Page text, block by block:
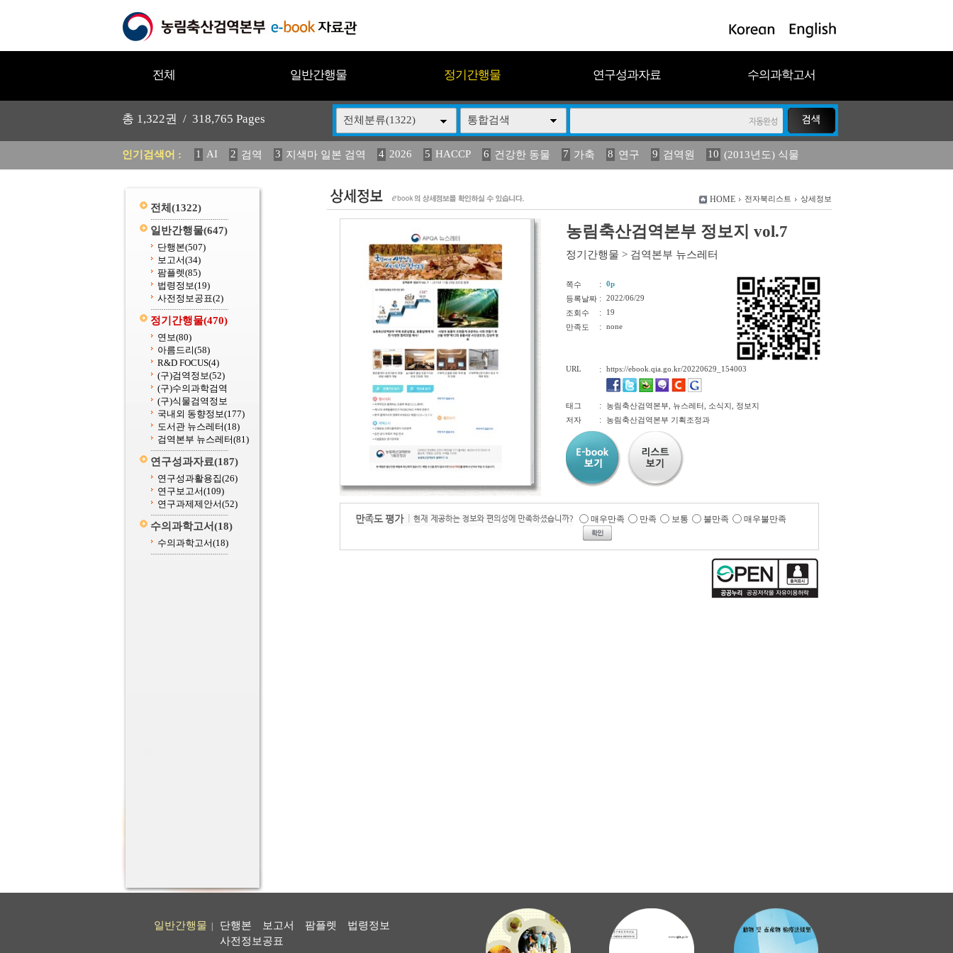
전체 일반간행물 정기간행물 연구성과자료 수의과학고서
총 1,322권 / 318,765 Pages 전체분류(1322) 통합검색
인기검색어 : 1 AI 2 검역 3 지색마 일본 검역 4 2026 5 HACCP 6 건강한 동물 7 가축 8 연구 9 검역원 10 (2013년도) 식물
11 2025 12 중독성 식물 도감 13 媛 異 14 (2013년도) 식 15 구제역 16 관리 17 연보 18 2023 19 농림수산
전체 (1322)
일반간행물(647)
단행본(507)
보고서(34)
팜플렛(85)
법령정보(19)
사전정보공표(2)
정기간행물(470)
연보(80)
아름드리(58)
R&D FOCUS(4)
(구)검역정보(52)
(구)수의과학검역
(구)식물검역정보
국내외 동향정보(177)
도서관 뉴스레터(18)
검역본부 뉴스레터(81)
연구성과자료(187)
연구성과활용집(26)
연구보고서(109)
연구과제제안서(52)
수의과학고서(18)
수의과학고서(18)
HOME 전자북리스트 상세정보
농림축산검역본부 정보지 vol.7
정기간행물 > 검역본부 뉴스레터
쪽수 :
0p
등록날짜 :
2022/06/29
조회수
:
19
만족도
: none
URL : https://ebook.qia.go.kr/20220629_154003
태그 :
농림축산검역본부, 뉴스레터, 소식지, 정보지
저자
: 농림축산검역본부 기획조정과
매우만족 만족 보통 불만족 매우불만족
일반간행물 단행본 보고서 팜플렛
법령정보
사전정보공표